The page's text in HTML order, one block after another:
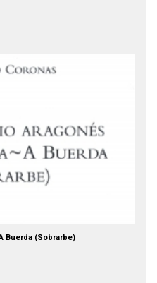
Buerda (Sobrarbe)